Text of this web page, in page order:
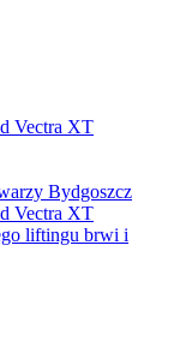
Vectra XT
Bydgoszcz
Vectra XT
liftingu brwi i